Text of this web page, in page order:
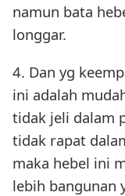
namun bata
longgar.
4. Dan yg
ini adalah
tidak jeli dalam
tidak rapat
maka hebel ini
lebih bangunan